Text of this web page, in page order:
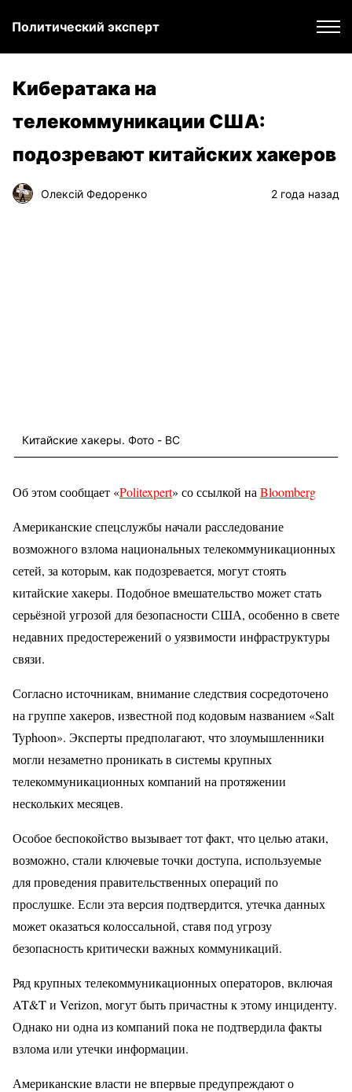
Политический эксперт
Кибератака на
телекоммуникации США:
подозревают китайских хакеров
Олексій Федоренко 2 года назад
Китайские хакеры. Фото - BC
Об этом сообщает «Politexpert» со ссылкой на Bloomberg
Американские спецслужбы начали расследование
возможного взлома национальных телекоммуникационных
сетей, за которым, как подозревается, могут стоять
китайские хакеры. Подобное вмешательство может стать
серьёзной угрозой для безопасности США, особенно в свете
недавних предостережений о уязвимости инфраструктуры
связи.
Согласно источникам, внимание следствия сосредоточено
на группе хакеров, известной под кодовым названием «Salt
Typhoon». Эксперты предполагают, что злоумышленники
могли незаметно проникать в системы крупных
телекоммуникационных компаний на протяжении
нескольких месяцев.
Особое беспокойство вызывает тот факт, что целью атаки,
возможно, стали ключевые точки доступа, используемые
для проведения правительственных операций по
прослушке. Если эта версия подтвердится, утечка данных
может оказаться колоссальной, ставя под угрозу
безопасность критически важных коммуникаций.
Ряд крупных телекоммуникационных операторов, включая
AT&T и Verizon, могут быть причастны к этому инциденту.
Однако ни одна из компаний пока не подтвердила факты
взлома или утечки информации.
Американские власти не впервые предупреждают о